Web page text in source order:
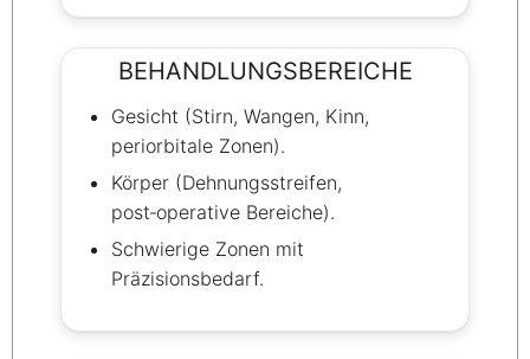
BEHANDLUNGSBEREICHE
Gesicht (Stirn, Wangen, Kinn,
periorbitale Zonen).
Körper (Dehnungsstreifen,
post‑operative Bereiche).
Schwierige Zonen mit
Präzisionsbedarf.